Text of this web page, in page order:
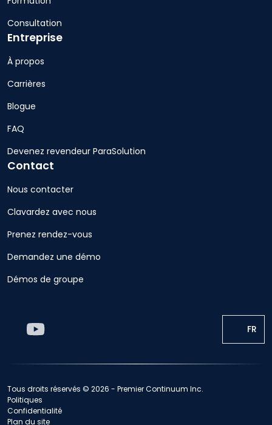
Consultation
Entreprise
À propos
Carrières
Blogue
FAQ
Devenez revendeur ParaSolution
Contact
Nous contacter
Clavardez avec nous
Prenez rendez-vous
Demandez une démo
Démos de groupe
FR
Tous droits réservés © 2026 - Premier Continuum Inc.
Politiques
Confidentialité
Plan du site